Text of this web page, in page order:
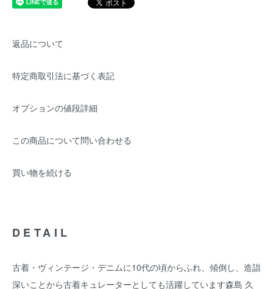
返品について
特定商取引法に基づく表記
オプションの値段詳細
この商品について問い合わせる
買い物を続ける
DETAIL
古着・ヴィンテージ・デニムに10代の頃からふれ、傾倒し、造詣
深いことから古着キュレーターとしても活躍しています森島 久